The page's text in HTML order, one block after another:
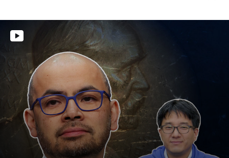
재 작업에 가장 적합한 모델을 골라 실시간으로 조합해 사용합니다. 덕분
에 시장 조사, 재무 모델링, PPT까지 단 몇 분 만에 수행할 수 있는데요. 젠
스파크의 비전과 실제 시연 장면을 영상에서 확인해 보시죠.